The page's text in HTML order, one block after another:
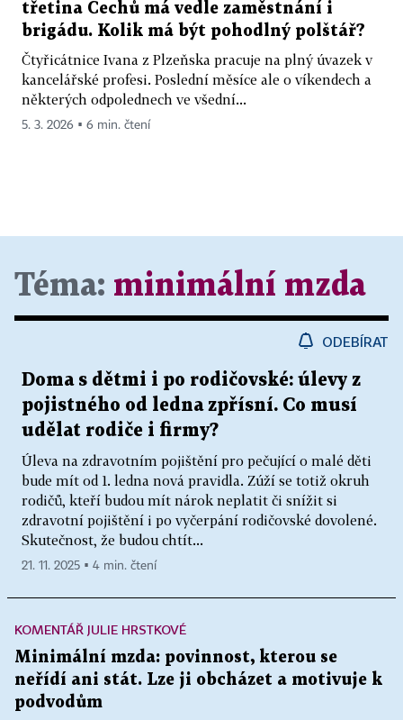
třetina Čechů má vedle zaměstnání i
brigádu. Kolik má být pohodlný polštář?
Čtyřicátnice Ivana z Plzeňska pracuje na plný úvazek v
kancelářské profesi. Poslední měsíce ale o víkendech a
některých odpolednech ve všední...
5. 3. 2026 ▪ 6 min. čtení
Téma: minimální mzda
ODEBÍRAT
Doma s dětmi i po rodičovské: úlevy z
pojistného od ledna zpřísní. Co musí
udělat rodiče i firmy?
Úleva na zdravotním pojištění pro pečující o malé děti
bude mít od 1. ledna nová pravidla. Zúží se totiž okruh
rodičů, kteří budou mít nárok neplatit či snížit si
zdravotní pojištění i po vyčerpání rodičovské dovolené.
Skutečnost, že budou chtít...
21. 11. 2025 ▪ 4 min. čtení
KOMENTÁŘ JULIE HRSTKOVÉ
Minimální mzda: povinnost, kterou se
neřídí ani stát. Lze ji obcházet a motivuje k
podvodům